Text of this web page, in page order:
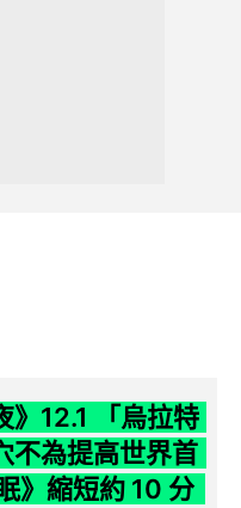
》12.1 「烏拉特
不為提高世界首
》縮短約 10 分